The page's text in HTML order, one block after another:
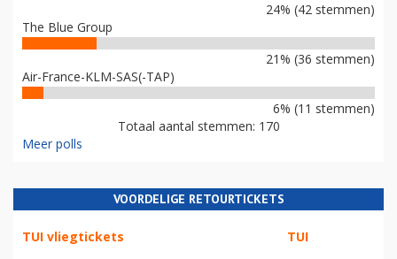
24% (42 stemmen)
The Blue Group
21% (36 stemmen)
Air-France-KLM-SAS(-TAP)
6% (11 stemmen)
Totaal aantal stemmen: 170
Meer polls
VOORDELIGE RETOURTICKETS
TUI vliegtickets TUI